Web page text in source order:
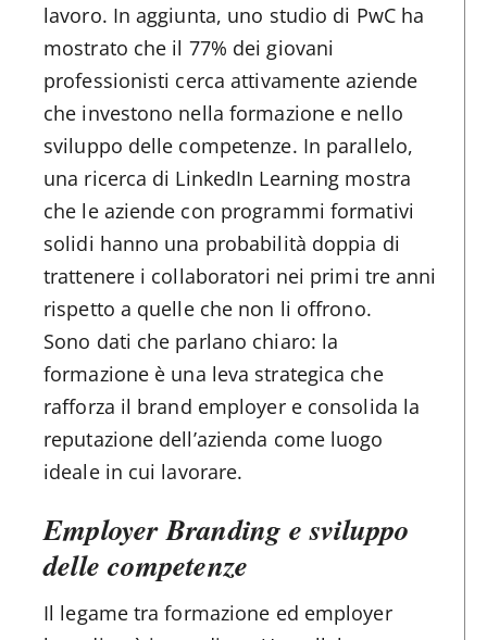
lavoro. In aggiunta, uno studio di PwC ha
mostrato che il 77% dei giovani
professionisti cerca attivamente aziende
che investono nella formazione e nello
sviluppo delle competenze. In parallelo,
una ricerca di LinkedIn Learning mostra
che le aziende con programmi formativi
solidi hanno una probabilità doppia di
trattenere i collaboratori nei primi tre anni
rispetto a quelle che non li offrono.
Sono dati che parlano chiaro: la
formazione è una leva strategica che
rafforza il brand employer e consolida la
reputazione dell’azienda come luogo
ideale in cui lavorare.
Employer Branding e sviluppo
delle competenze
Il legame tra formazione ed employer